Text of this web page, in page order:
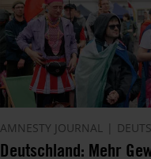
AMNESTY JOURNAL
Deutschland: Mehr